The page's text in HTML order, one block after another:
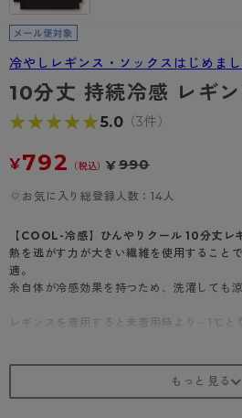
冷やしレギンス・ソックスはじめま
10分丈 持続冷感 レギ
★★★★★
★★★★★5.0（3件）
¥792 （税込）¥990
お気に入り総登録人数：14人
【COOL-冷感】ひんやりクール 10分丈レ
熱を逃がす力が大きい繊維を使用すること
適。
糸自体が冷感効果を持つため、洗濯しても
レギンスを着用すると未着用時より－1℃と
UV対策機能もあり、暑い夏を快適に過ごす